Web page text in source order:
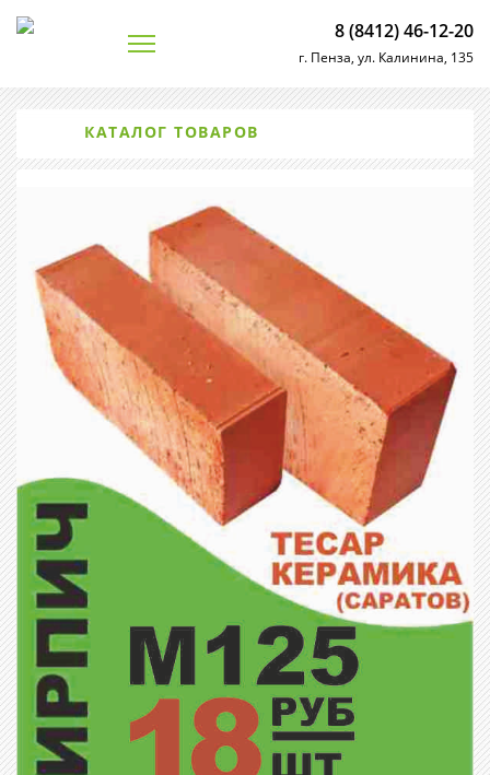
8 (8412) 46-12-20
г. Пенза, ул. Калинина, 135
КАТАЛОГ ТОВАРОВ